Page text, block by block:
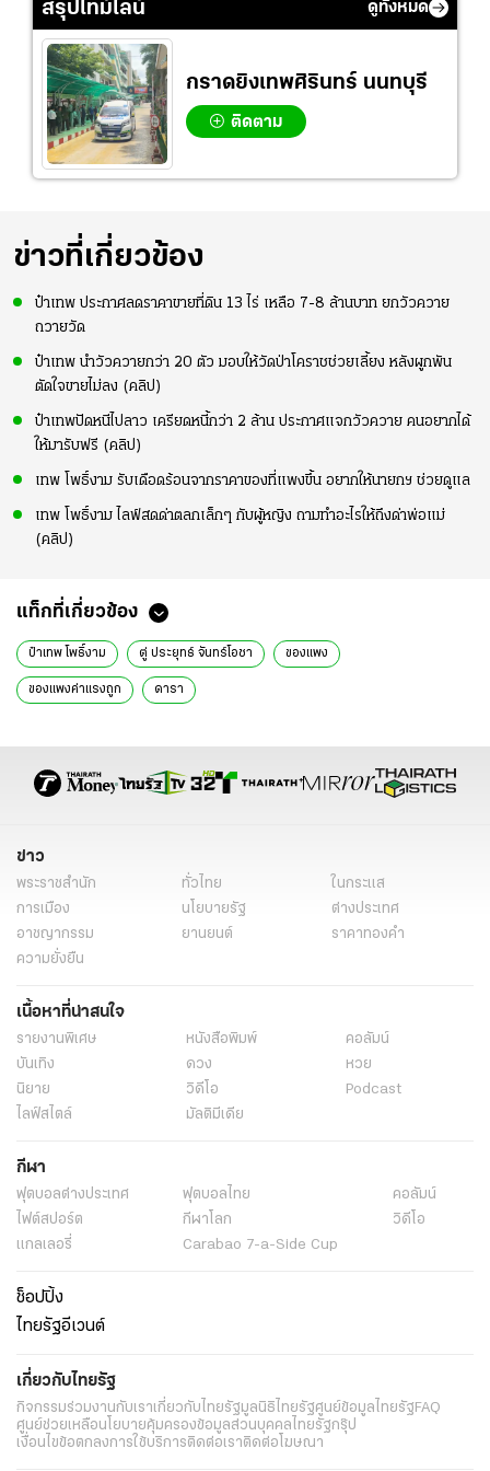
สรุปไทม์ไลน์ ดูทั้งหมด
กราดยิงเทพศิรินทร์ นนทบุรี
ติดตาม
ข่าวที่เกี่ยวข้อง
ป๋าเทพ ประกาศลดราคาขายที่ดิน 13 ไร่ เหลือ 7-8 ล้านบาท ยกวัวควาย
ถวายวัด
ป๋าเทพ นำวัวควายกว่า 20 ตัว มอบให้วัดป่าโคราชช่วยเลี้ยง หลังผูกพัน
ตัดใจขายไม่ลง (คลิป)
ป๋าเทพปัดหนีไปลาว เครียดหนี้กว่า 2 ล้าน ประกาศแจกวัวควาย คนอยากได้
ให้มารับฟรี (คลิป)
เทพ โพธิ์งาม รับเดือดร้อนจากราคาของที่แพงขึ้น อยากให้นายกฯ ช่วยดูแล
เทพ โพธิ์งาม ไลฟ์สดด่าตลกเล็กๆ กับผู้หญิง ถามทำอะไรให้ถึงด่าพ่อแม่
(คลิป)
แท็กที่เกี่ยวข้อง
ป๋าเทพ โพธิ์งาม ตู่ ประยุทธ์ จันทร์โอชา ของแพง
ของแพงค่าแรงถูก ดารา
ข่าว
พระราชสำนัก ทั่วไทย
ในกระแส
การเมือง
นโยบายรัฐ
ต่างประเทศ
อาชญากรรม
ยานยนต์
ราคาทองคำ
ความยั่งยืน
เนื้อหาที่น่าสนใจ
รายงานพิเศษ หนังสือพิมพ์
คอลัมน์
บันเทิง
ดวง
หวย
นิยาย
วิดีโอ
Podcast
ไลฟ์สไตล์
มัลติมีเดีย
กีฬา
ฟุตบอลต่่างประเทศ ฟุตบอลไทย
คอลัมน์
ไฟต์สปอร์ต
กีฬาโลก
วิดีโอ
แกลเลอรี่
Carabao 7-a-Side Cup
ช็อปปิ้ง
ไทยรัฐอีเวนต์
เกี่ยวกับไทยรัฐ
กิจกรรมร่วมงานกับเราเกี่ยวกับไทยรัฐมูลนิธิไทยรัฐศูนย์ข้อมูลไทยรัฐ FAQ
ศูนย์ช่วยเหลือนโยบายคุ้มครองข้อมูลส่วนบุคคลไทยรัฐกรุ๊ป
เงื่อนไขข้อตกลงการใช้บริการติดต่อเราติดต่อโฆษณา